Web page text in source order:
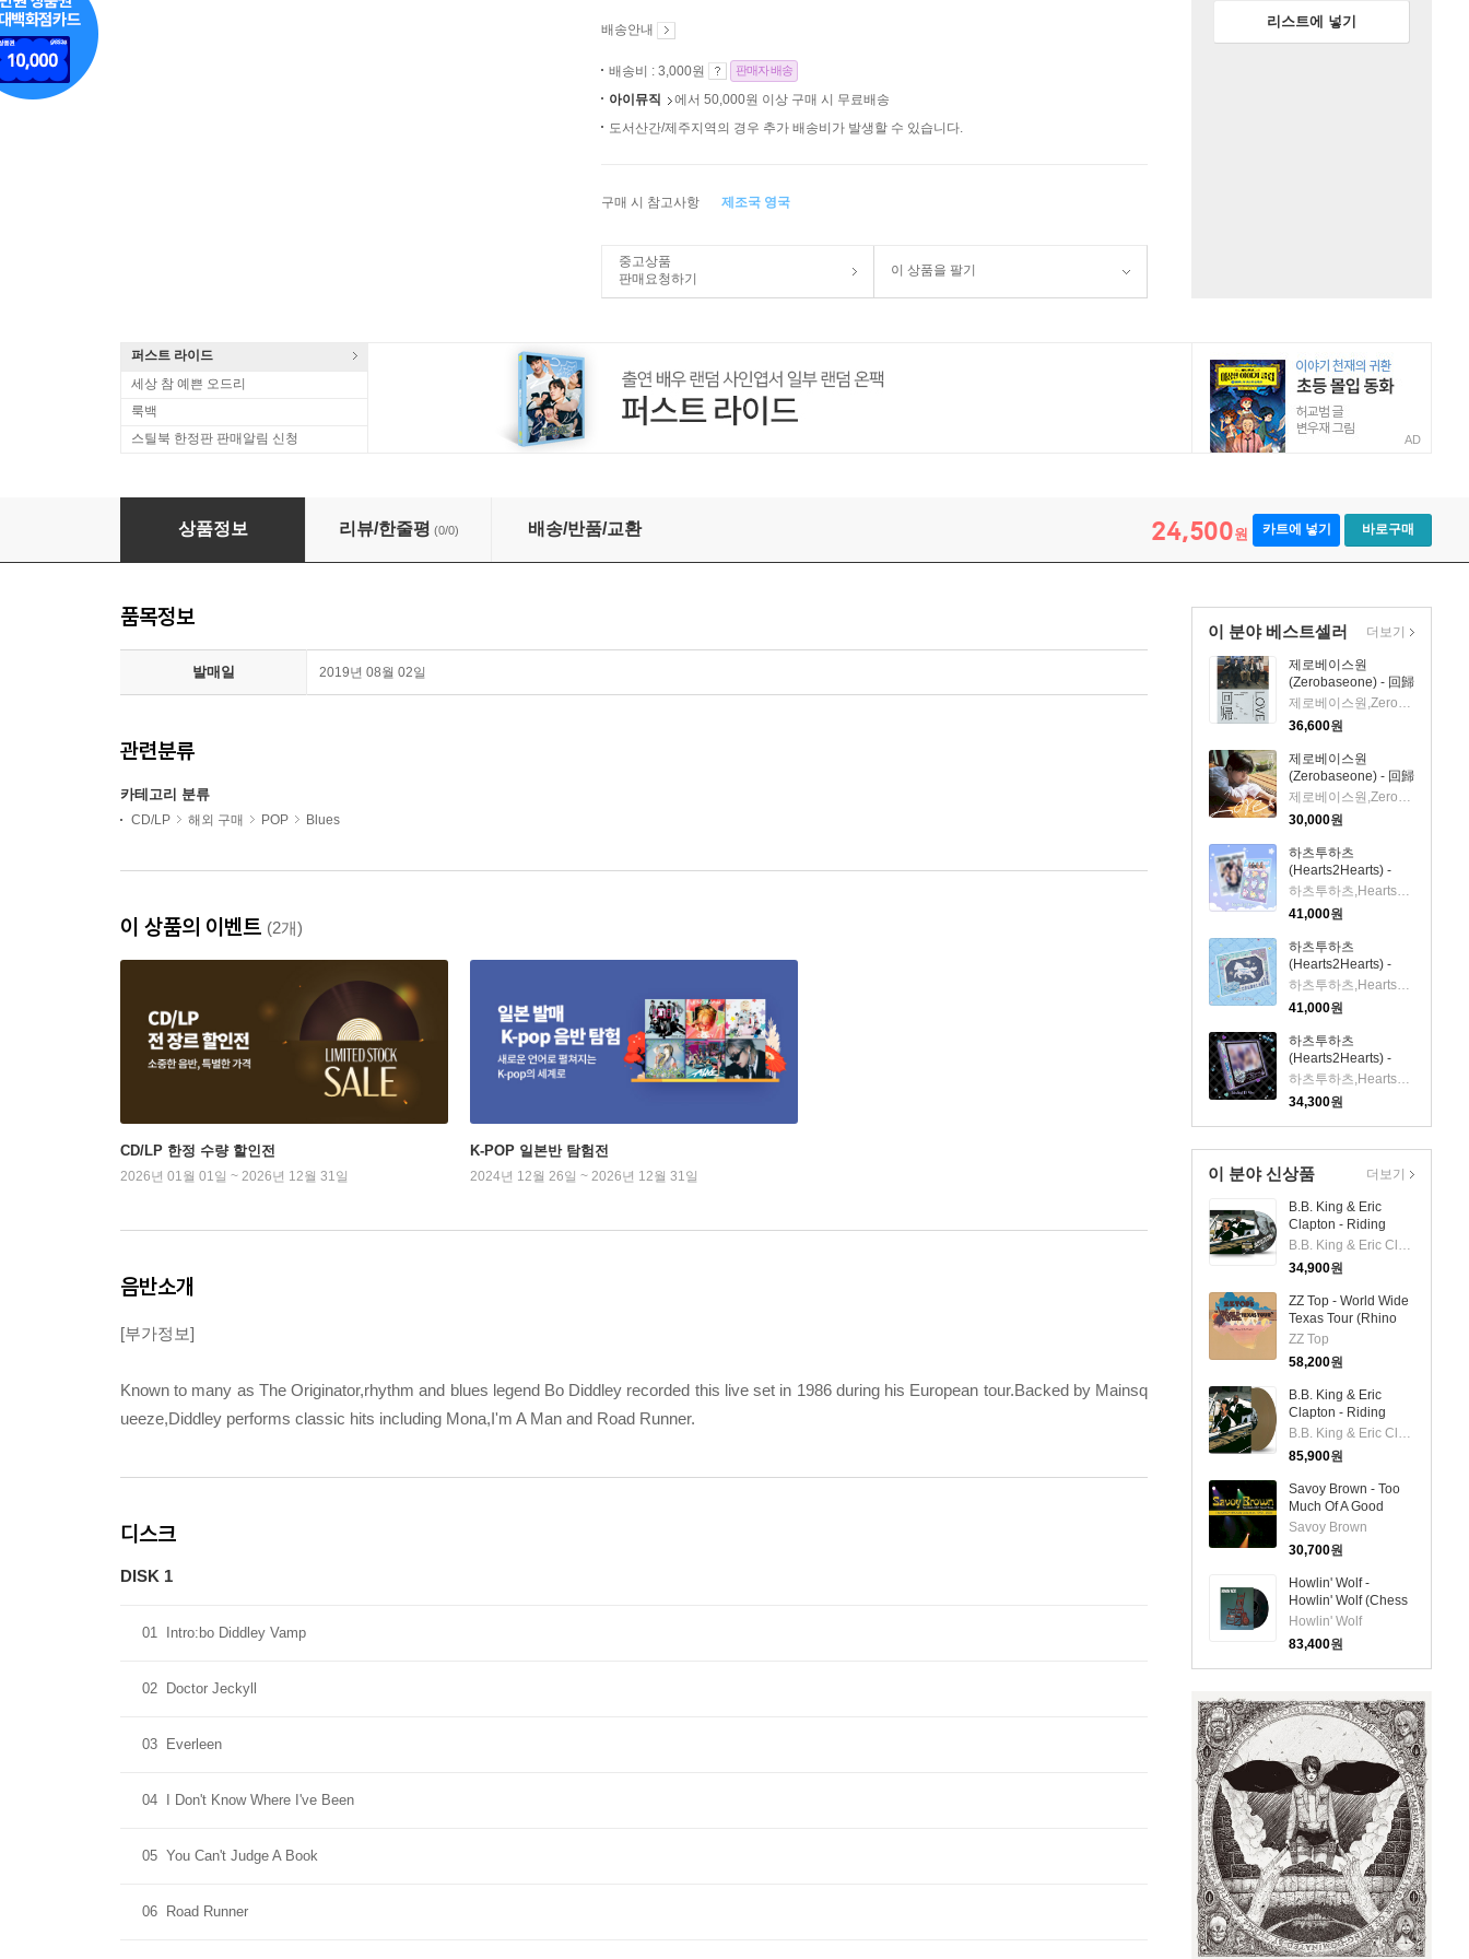
배송안내
배송비 : 3,000원 판매자 배송
아이뮤직
에서 50,000원 이상 구매 시 무료배송
도서산간/제주지역의 경우 추가 배송비가 발생할 수 있습니다.
구매 시 참고사항 제조국 영국
중고상품
판매요청하기
이 상품을 팔기
리스트에 넣기
퍼스트 라이드
세상 참 예쁜 오드리
룩백
스틸북 한정판 판매알림 신청
AD
Bo Diddley - You Dont Know Diddley (CD)
상품정보 리뷰/한줄평 (0/0) 배송/반품/교환 24,500원 카트에 넣기 바로구매
이 분야 베스트셀러
제로베이스원
(Zerobaseone) - 回歸
Love (CD+Random
Photobook) (초회생
산한정반)(CD)
제로베이스원,Zerobaseone
36,600원
제로베이스원
(Zerobaseone) - 回歸
Love (성한빈 Ver.)
(완전생산한정반)
(CD)
제로베이스원,Zerobaseone
30,000원
하츠투하츠
(Hearts2Hearts) -
Iconic Heart (초회한
정반 A)(CD)
하츠투하츠,Hearts2Hearts
41,000원
하츠투하츠
(Hearts2Hearts) -
Iconic Heart (초회한
정반 C)(CD)
하츠투하츠,Hearts2Hearts
41,000원
하츠투하츠
(Hearts2Hearts) -
Iconic Heart (초회한
정반 D)(CD)
하츠투하츠,Hearts2Hearts
34,300원
더보기
이 분야 신상품
B.B. King & Eric
Clapton - Riding
With The King
(Remastered)
(Extended Edition)
(Digipack)(CD)
B.B. King & Eric Clapton
34,900원
ZZ Top - World Wide
Texas Tour (Rhino
Spirit Of '76 Series)
(140g LP)
ZZ Top
58,200원
B.B. King & Eric
Clapton - Riding
With The King
(Remastered)
(Extended Edition)
(Ltd)(180g Colored
2LP)
B.B. King & Eric Clapton
85,900원
Savoy Brown - Too
Much Of A Good
Thing: The Savoy
Brown Collection
1992-2007 (CD)
Savoy Brown
30,700원
Howlin' Wolf -
Howlin' Wolf (Chess
75 Series)(180g
Mono LP)
Howlin' Wolf
83,400원
더보기
품목정보
발매일 2019년 08월 02일
관련분류
카테고리 분류
CD/LP 해외 구매 POP Blues
이 상품의 이벤트 (2개)
CD/LP 한정 수량 할인전
2026년 01월 01일 ~ 2026년 12월 31일
K-POP 일본반 탐험전
2024년 12월 26일 ~ 2026년 12월 31일
음반소개
[부가정보]
Known to many as The Originator,rhythm and blues legend Bo Diddley recorded this live set in 1986 during his European tour.Backed by Mainsq
ueeze,Diddley performs classic hits including Mona,I'm A Man and Road Runner.
디스크
DISK 1
01 Intro:bo Diddley Vamp
02 Doctor Jeckyll
03 Everleen
04 I Don't Know Where I've Been
05 You Can't Judge A Book
06 Road Runner